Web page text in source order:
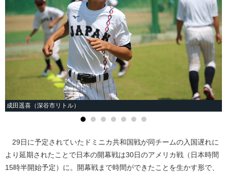
成田遥喜（深谷市リトル）
29日に予定されていたドミニカ共和国戦が同チームの入国遅れに
より延期されたことで日本の開幕戦は30日のアメリカ戦（日本時間
15時半開始予定）に。開幕戦まで時間ができたことを生かす形で、